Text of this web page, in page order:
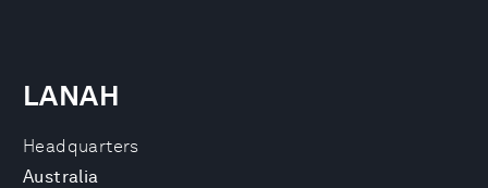
Headquarters
Australia
LANAH